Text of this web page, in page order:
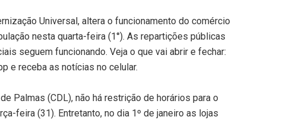
Universal, altera o funcionamento do comércio
nesta quarta-feira (1°). As repartições públicas
seguem funcionando. Veja o que vai abrir e fechar:
e receba as notícias no celular.
Palmas (CDL), não há restrição de horários para o
feira (31). Entretanto, no dia 1º de janeiro as lojas